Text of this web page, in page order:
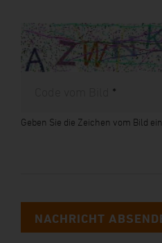
*
Geben Sie die Zeichen vom Bild ein